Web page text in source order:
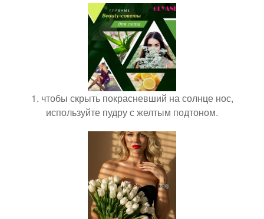
1. чтобы скрыть покрасневший на солнце нос,
используйте пудру с желтым подтоном.